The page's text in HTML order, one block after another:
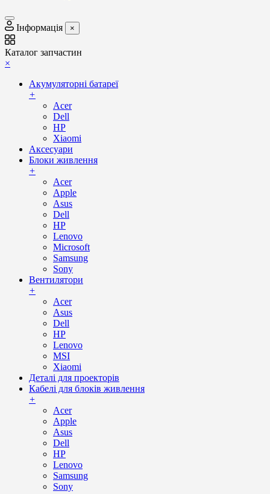
Інформація ×
Каталог запчастин
×
Акумуляторні батареї
+
Acer
Dell
HP
Xiaomi
Аксесуари
Блоки живлення
+
Acer
Apple
Asus
Dell
HP
Lenovo
Microsoft
Samsung
Sony
Вентилятори
+
Acer
Asus
Dell
HP
Lenovo
MSI
Xiaomi
Деталі для проекторів
Кабелі для блоків живлення
+
Acer
Apple
Asus
Dell
HP
Lenovo
Samsung
Sony